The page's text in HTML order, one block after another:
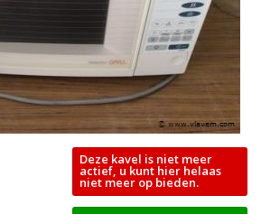
Deze kavel is niet meer
actief, u kunt hier helaas
niet meer op bieden.